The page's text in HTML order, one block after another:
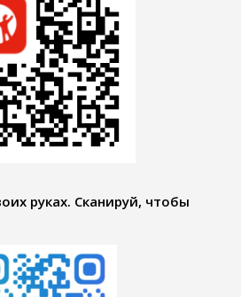
руках. Сканируй, чтобы